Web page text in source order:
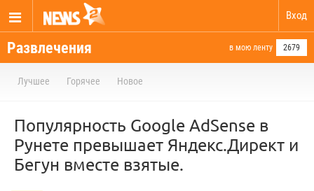
Вход
Развлечения в мою ленту 2679
Лучшее Горячее Новое
Популярность Google AdSense в
Рунете превышает Яндекс.Директ и
Бегун вместе взятые.